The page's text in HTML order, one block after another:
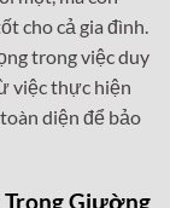
cho cả gia đình.
trong việc duy
việc thực hiện
diện để bảo
Giường